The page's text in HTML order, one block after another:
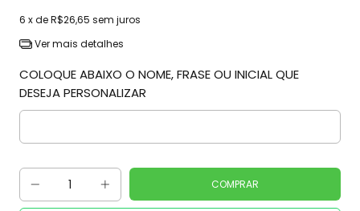
6 x deR$26,65 sem juros
Ver mais detalhes
COLOQUE ABAIXO O NOME, FRASE OU INICIAL QUE
DESEJA PERSONALIZAR